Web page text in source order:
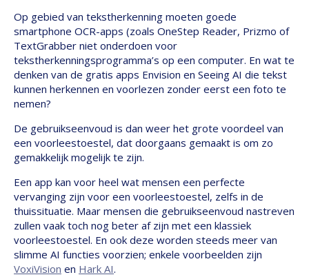
Op gebied van tekstherkenning moeten goede
smartphone OCR-apps (zoals OneStep Reader, Prizmo of
TextGrabber niet onderdoen voor
tekstherkenningsprogramma’s op een computer. En wat te
denken van de gratis apps Envision en Seeing AI die tekst
kunnen herkennen en voorlezen zonder eerst een foto te
nemen?
De gebruikseenvoud is dan weer het grote voordeel van
een voorleestoestel, dat doorgaans gemaakt is om zo
gemakkelijk mogelijk te zijn.
Een app kan voor heel wat mensen een perfecte
vervanging zijn voor een voorleestoestel, zelfs in de
thuissituatie. Maar mensen die gebruikseenvoud nastreven
zullen vaak toch nog beter af zijn met een klassiek
voorleestoestel. En ook deze worden steeds meer van
slimme AI functies voorzien; enkele voorbeelden zijn
VoxiVision en Hark AI.